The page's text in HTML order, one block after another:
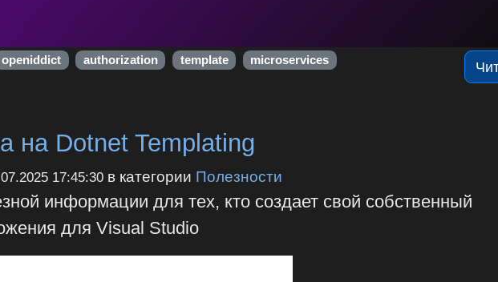
openiddict authorization template microservices
на Dotnet Templating
17:45:30в категории Полезности
информации для тех, кто создает свой собственный
для Visual Studio